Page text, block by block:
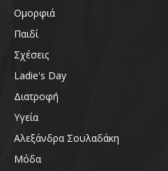
Ομορφιά
Παιδί
Σχέσεις
Ladie's Day
Διατροφή
Υγεία
Αλεξάνδρα Σουλαδάκη
Μόδα